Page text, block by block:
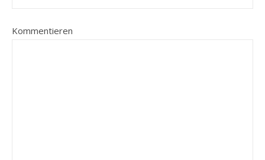
Kommentieren